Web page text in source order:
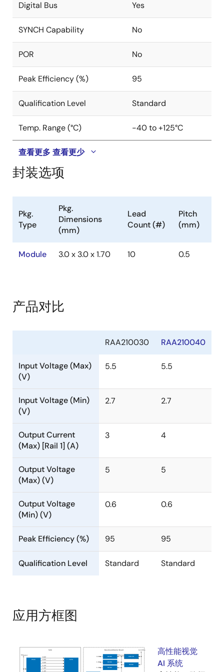
modulation (FPWM) at light load. FPWM reduces noise
and RF interference, while PFM provides higher
efficiency by reducing switching losses at light loads.
Digital Bus Yes
SYNCH Capability No
POR No
Peak Efficiency (%) 95
Qualification Level Standard
Temp. Range (°C) -40 to +125°C
查看更多查看更少
封装选项
Pkg.
Type
Pkg.
Dimensions
(mm)
Lead
Count (#)
Pitch
(mm)
Module 3.0 x 3.0 x 1.70 10 0.5
产品对比
RAA210030 RAA210040
Input Voltage (Max)
(V)
5.5 5.5
Input Voltage (Min)
(V)
2.7 2.7
Output Current
(Max) [Rail 1] (A)
3 4
Output Voltage
(Max) (V)
5 5
Output Voltage
(Min) (V)
0.6 0.6
Peak Efficiency (%) 95 95
Qualification Level Standard Standard
应用方框图
高性能视觉
AI 系统